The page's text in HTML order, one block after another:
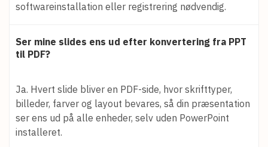
softwareinstallation eller registrering nødvendig.
Ser mine slides ens ud efter konvertering fra PPT
til PDF?
Ja. Hvert slide bliver en PDF-side, hvor skrifttyper,
billeder, farver og layout bevares, så din præsentation
ser ens ud på alle enheder, selv uden PowerPoint
installeret.